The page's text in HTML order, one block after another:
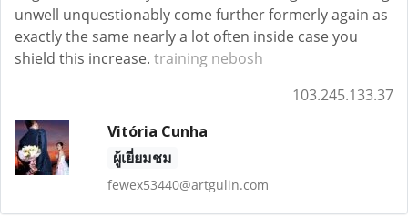
unwell unquestionably come further formerly again as
exactly the same nearly a lot often inside case you
shield this increase. training nebosh
103.245.133.37
Vitória Cunha
ผู้เยี่ยมชม
fewex53440@artgulin.com